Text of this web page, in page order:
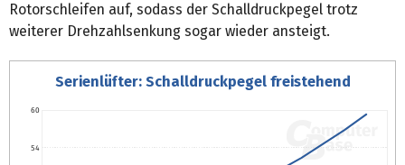
Rotorschleifen auf, sodass der Schalldruckpegel trotz
weiterer Drehzahlsenkung sogar wieder ansteigt.
Serienlüfter: Schalldruckpegel freistehend
54
60